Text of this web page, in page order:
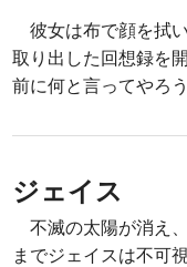
彼女は布で顔を拭
取り出した回想録を
前に何と言ってやろ
ジェイス
不滅の太陽が消え
までジェイスは不可